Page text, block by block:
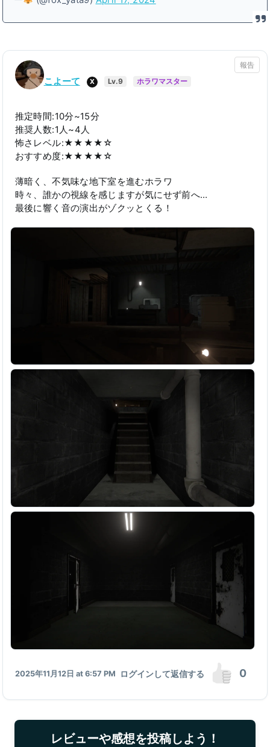
報告
こよーて X Lv.9 ホラワマスター
2025年11月12日 at 6:57 PM
推定時間:10分~15分
推奨人数:1人~4人
怖さレベル:★★★★☆
おすすめ度:★★★★☆
薄暗く、不気味な地下室を進むホラワ
時々、誰かの視線を感じますが気にせず前へ…
最後に響く音の演出がゾクッとくる！
ログインして返信する 0
レビューや感想を投稿しよう！